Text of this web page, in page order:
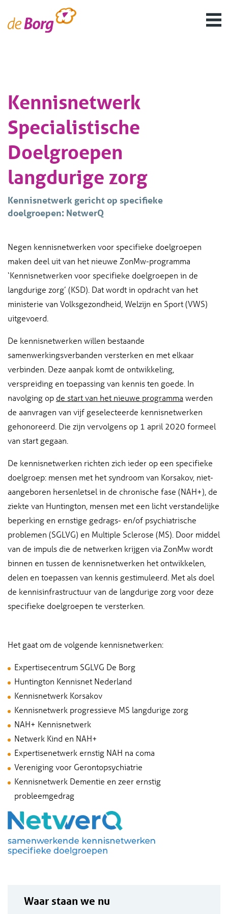
Kennisnetwerk
Specialistische
Doelgroepen
langdurige zorg
Kennisnetwerk gericht op specifieke
doelgroepen: NetwerQ
Negen kennisnetwerken voor specifieke doelgroepen
maken deel uit van het nieuwe ZonMw-programma
‘Kennisnetwerken voor specifieke doelgroepen in de
langdurige zorg’ (KSD). Dat wordt in opdracht van het
ministerie van Volksgezondheid, Welzijn en Sport (VWS)
uitgevoerd.
De kennisnetwerken willen bestaande
samenwerkingsverbanden versterken en met elkaar
verbinden. Deze aanpak komt de ontwikkeling,
verspreiding en toepassing van kennis ten goede. In
navolging op de start van het nieuwe programma werden
de aanvragen van vijf geselecteerde kennisnetwerken
gehonoreerd. Die zijn vervolgens op 1 april 2020 formeel
van start gegaan.
De kennisnetwerken richten zich ieder op een specifieke
doelgroep: mensen met het syndroom van Korsakov, niet-
aangeboren hersenletsel in de chronische fase (NAH+), de
ziekte van Huntington, mensen met een licht verstandelijke
beperking en ernstige gedrags- en/of psychiatrische
problemen (SGLVG) en Multiple Sclerose (MS). Door middel
van de impuls die de netwerken krijgen via ZonMw wordt
binnen en tussen de kennisnetwerken het ontwikkelen,
delen en toepassen van kennis gestimuleerd. Met als doel
de kennisinfrastructuur van de langdurige zorg voor deze
specifieke doelgroepen te versterken.
Het gaat om de volgende kennisnetwerken:
Expertisecentrum SGLVG De Borg
Huntington Kennisnet Nederland
Kennisnetwerk Korsakov
Kennisnetwerk progressieve MS langdurige zorg
NAH+ Kennisnetwerk
Netwerk Kind en NAH+
Expertisenetwerk ernstig NAH na coma
Vereniging voor Gerontopsychiatrie
Kennisnetwerk Dementie en zeer ernstig
probleemgedrag
Waar staan we nu